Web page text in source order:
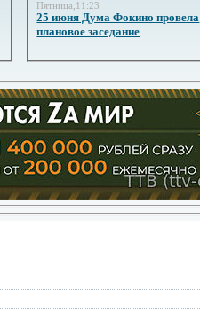
Пятница,11:23
25 июня Дума Фокино провела
плановое заседание